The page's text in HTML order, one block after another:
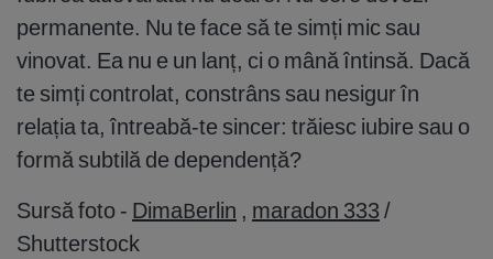
permanente. Nu te face să te simți mic sau
vinovat. Ea nu e un lanț, ci o mână întinsă. Dacă
te simți controlat, constrâns sau nesigur în
relația ta, întreabă-te sincer: trăiesc iubire sau o
formă subtilă de dependență?
Sursă foto - DimaBerlin , maradon 333 /
Shutterstock